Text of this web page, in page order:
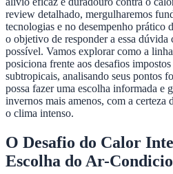
review detalhado, mergulharemos
tecnologias e no desempenho prático
o objetivo de responder a essa
possível. Vamos explorar como a
posiciona frente aos desafios
subtropicais, analisando seus pontos
possa fazer uma escolha informada e
invernos mais amenos, com a certeza
o clima intenso.
O Desafio do Calor
Escolha do Ar-